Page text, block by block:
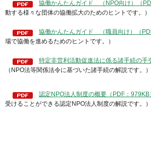
協働かんたんガイド （NPO向け）（
動する様々な団体の協働拡大のためのヒントです。）
協働かんたんガイド （職員向け）（
場で協働を進めるためのヒントです。）
特定非営利活動促進法に係る諸手続の手
（NPO法等関係法令に基づいた諸手続の解説です。）
認定NPO法人制度の概要（PDF：979KB
受けることができる認定NPO法人制度の解説です。）